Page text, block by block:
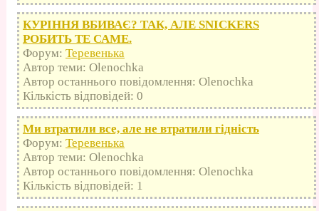
КУРІННЯ ВБИВАЄ? ТАК, АЛЕ SNICKERS
РОБИТЬ ТЕ САМЕ.
Форум: Теревенька
Автор теми: Olenochka
Автор останнього повідомлення: Olenochka
Кількість відповідей: 0
Ми втратили все, але не втратили гідність
Форум: Теревенька
Автор теми: Olenochka
Автор останнього повідомлення: Olenochka
Кількість відповідей: 1